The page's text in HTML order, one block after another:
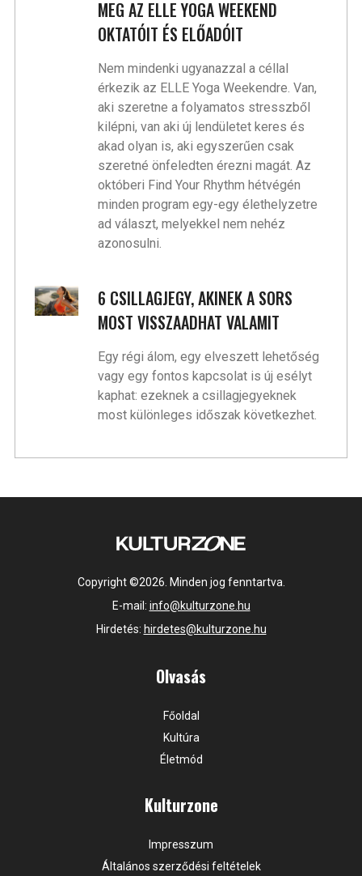
MEG AZ ELLE YOGA WEEKEND
OKTATÓIT ÉS ELŐADÓIT
Nem mindenki ugyanazzal a céllal
érkezik az ELLE Yoga Weekendre. Van,
aki szeretne a folyamatos stresszből
kilépni, van aki új lendületet keres és
akad olyan is, aki egyszerűen csak
szeretné önfeledten érezni magát. Az
októberi Find Your Rhythm hétvégén
minden program egy-egy élethelyzetre
ad választ, melyekkel nem nehéz
azonosulni.
6 CSILLAGJEGY, AKINEK A SORS
MOST VISSZAADHAT VALAMIT
Egy régi álom, egy elveszett lehetőség
vagy egy fontos kapcsolat is új esélyt
kaphat: ezeknek a csillagjegyeknek
most különleges időszak következhet.
Copyright ©2026. Minden jog fenntartva.
E-mail: info@kulturzone.hu
Hirdetés: hirdetes@kulturzone.hu
Olvasás
Főoldal
Kultúra
Életmód
Kulturzone
Impresszum
Általános szerződési feltételek